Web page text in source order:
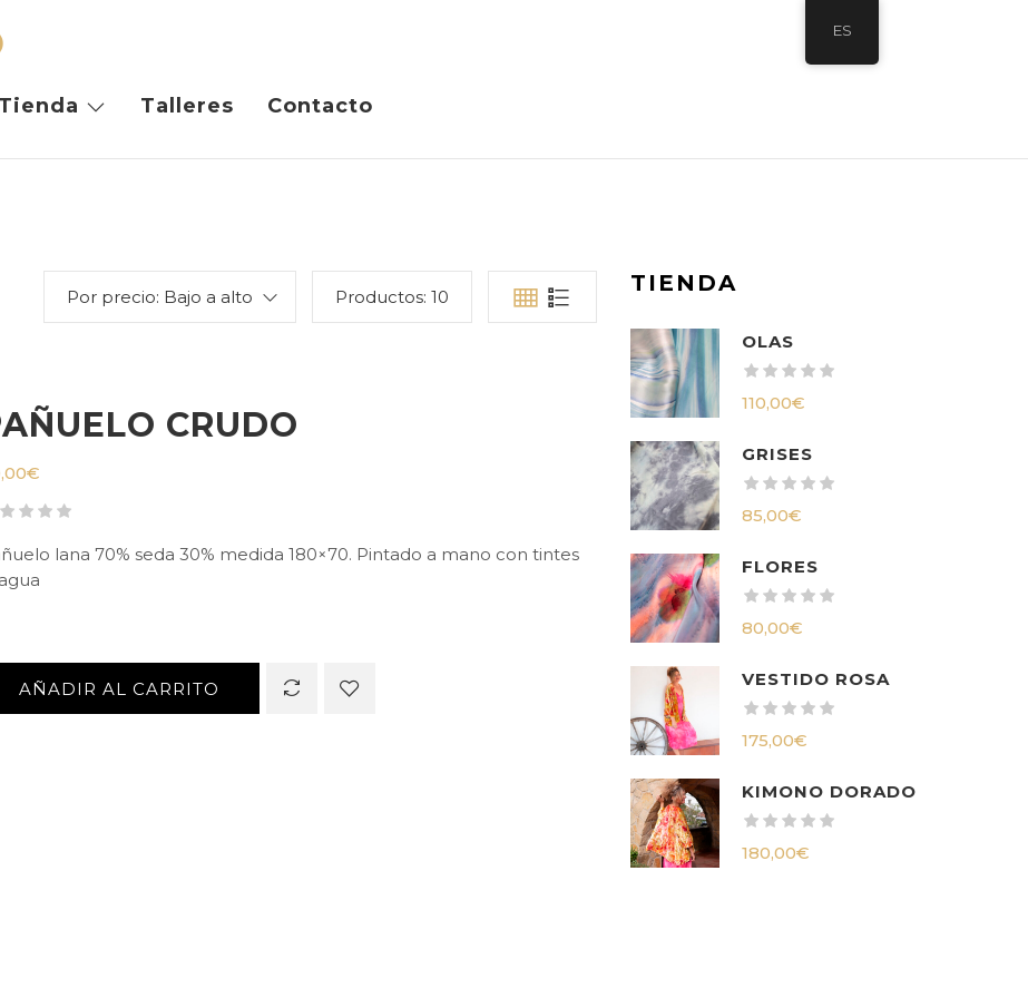
Tienda Talleres Contacto
Por precio: Bajo a alto Productos: 10
CRUDO
€
lana 70% seda 30% medida 180×70. Pintado a mano con tintes
AÑADIR AL CARRITO
TIENDA
OLAS
110,00€
GRISES
85,00€
FLORES
80,00€
VESTIDO ROSA
175,00€
KIMONO DORADO
180,00€
ES